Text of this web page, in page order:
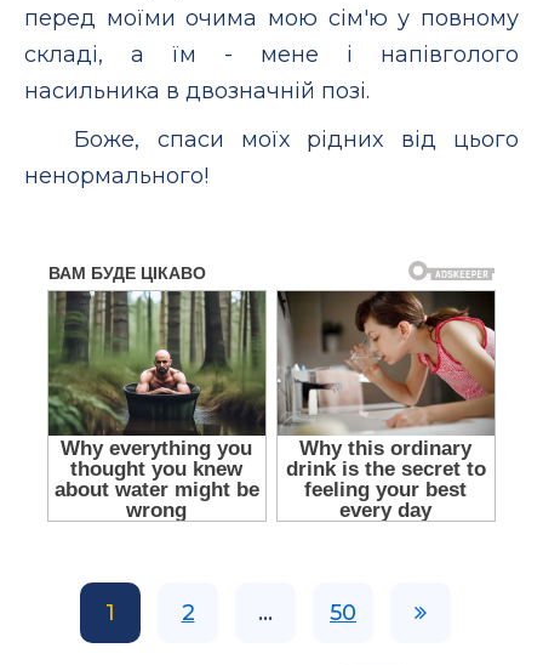
перед моїми очима мою сім'ю у повному
складі, а їм - мене і напівголого
насильника в двозначній позі.
Боже, спаси моїх рідних від цього
ненормального!
1 2 ... 50